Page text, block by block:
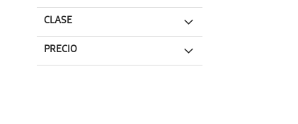
CLASE
PRECIO